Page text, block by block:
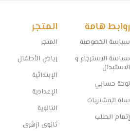
روابط هامة
سياسة الخصوصية
سياسة الاسترجاع و
الاستبدال
لوحة حسابي
سلة المشتريات
إتمام الطلب
المتجر
المتجر
رياض الأطفال
الإبتدائية
الإعدادية
الثانوية
ثانوى ازهرى